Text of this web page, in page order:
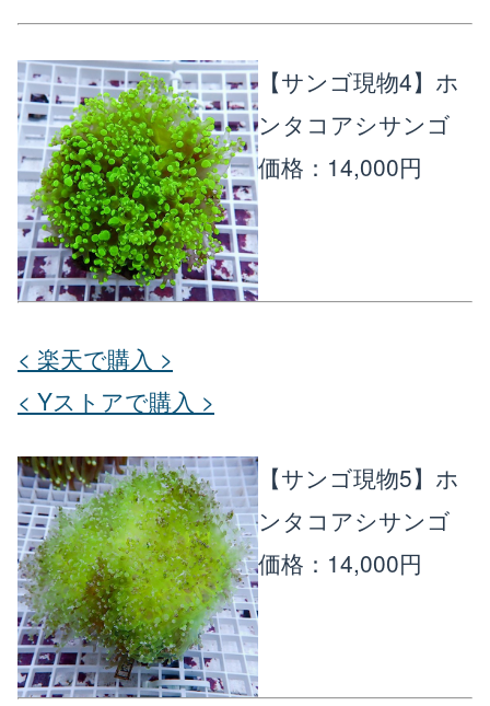
【サンゴ現物4】ホ
ンタコアシサンゴ
価格：14,000円
< 楽天で購入 >
< Yストアで購入 >
【サンゴ現物5】ホ
ンタコアシサンゴ
価格：14,000円